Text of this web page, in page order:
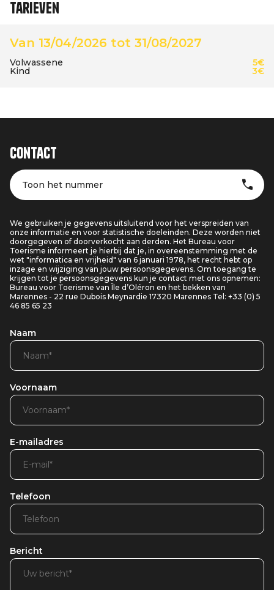
Tarieven
Van 13/04/2026 tot 31/08/2027
Volwassene 5€
Kind 3€
Contact
Toon het nummer
We gebruiken je gegevens uitsluitend voor het verspreiden van
onze informatie en voor statistische doeleinden. Deze worden niet
doorgegeven of doorverkocht aan derden. Het Bureau voor
Toerisme informeert je hierbij dat je, in overeenstemming met de
wet "informatica en vrijheid" van 6 januari 1978, het recht hebt op
inzage en wijziging van jouw persoonsgegevens. Om toegang te
krijgen tot je persoonsgegevens kun je contact met ons opnemen:
Bureau voor Toerisme van Île d’Oléron en het bekken van
Marennes - 22 rue Dubois Meynardie 17320 Marennes Tel: +33 (0) 5
46 85 65 23
Naam
Voornaam
E-mailadres
Telefoon
Bericht